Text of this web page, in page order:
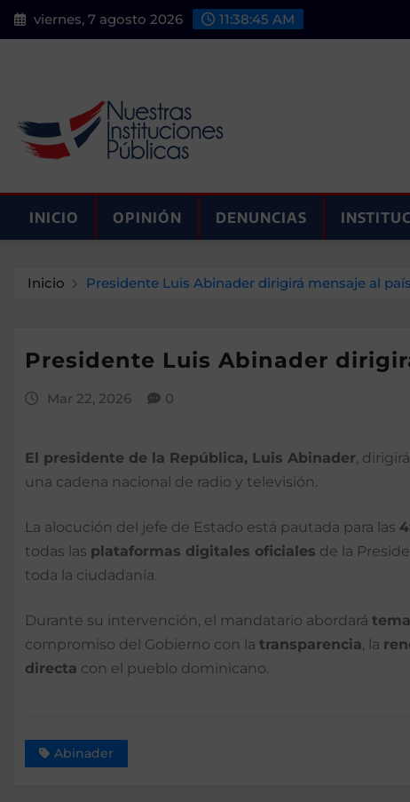
Saltar
al
viernes, 7 agosto 2026 11:38:46 AM
INICIO OPINIÓN DENUNCIAS
Inicio Presidente Luis Abinader dirigirá mensaje al
Presidente Luis Abinader
Mar 22, 2026 0
El presidente de la República, Luis Abinader,
una cadena nacional de radio y televisión.
La alocución del jefe de Estado está pautada para las
todas las plataformas digitales oficiales de la
toda la ciudadanía.
Durante su intervención, el mandatario abordará
compromiso del Gobierno con la transparencia, la
directa con el pueblo dominicano.
Abinader